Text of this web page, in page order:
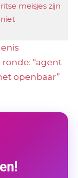
meisjes zijn
“agent
openbaar”